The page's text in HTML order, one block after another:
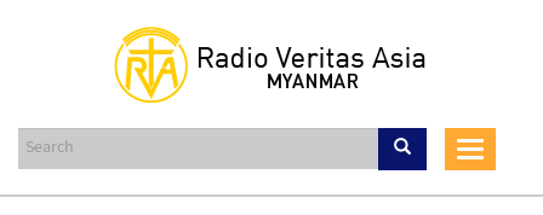
content
Toggle